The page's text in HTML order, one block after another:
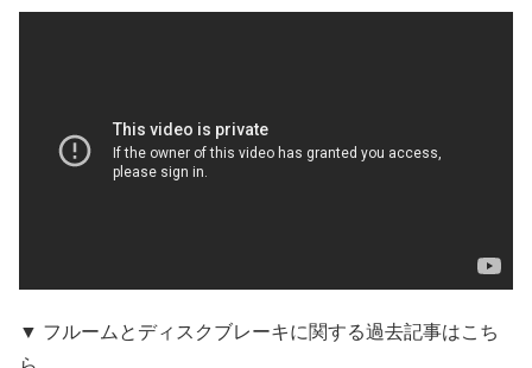
▼ フルームとディスクブレーキに関する過去記事はこち